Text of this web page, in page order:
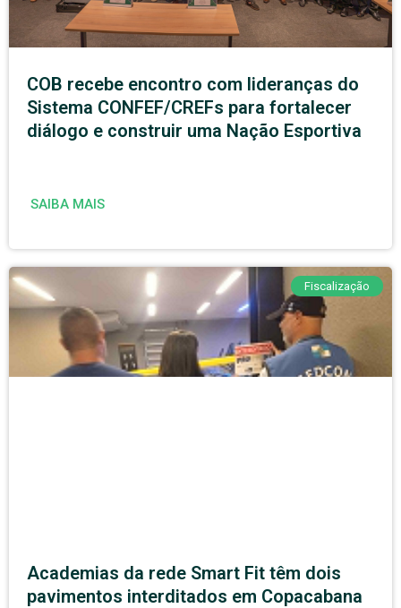
COB recebe encontro com lideranças do
Sistema CONFEF/CREFs para fortalecer
diálogo e construir uma Nação Esportiva
SAIBA MAIS
Fiscalização
Academias da rede Smart Fit têm dois
pavimentos interditados em Copacabana